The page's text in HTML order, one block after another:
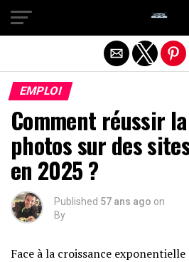
EMPLOI
Comment réussir
photos sur des
en 2025 ?
Published 57 ans ago on
By
Face à la croissance
Quitter la version